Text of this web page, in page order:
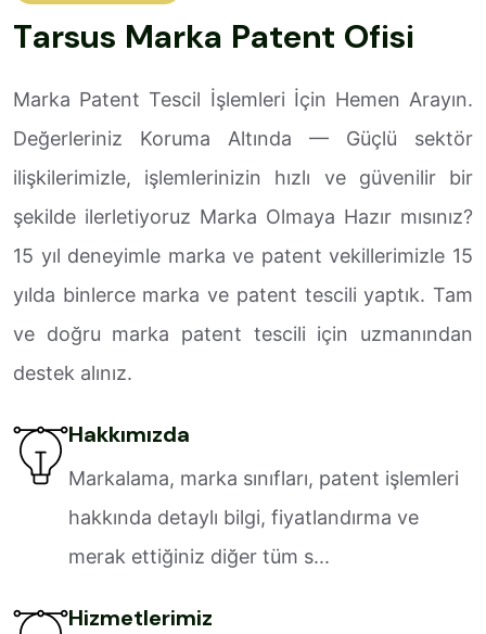
Tarsus Marka Patent Ofisi
Marka Patent Tescil İşlemleri İçin Hemen Arayın.
Değerleriniz Koruma Altında — Güçlü sektör
ilişkilerimizle, işlemlerinizin hızlı ve güvenilir bir
şekilde ilerletiyoruz Marka Olmaya Hazır mısınız?
15 yıl deneyimle marka ve patent vekillerimizle 15
yılda binlerce marka ve patent tescili yaptık. Tam
ve doğru marka patent tescili için uzmanından
destek alınız.
Hakkımızda
Markalama, marka sınıfları, patent işlemleri
hakkında detaylı bilgi, fiyatlandırma ve
merak ettiğiniz diğer tüm s...
Hizmetlerimiz